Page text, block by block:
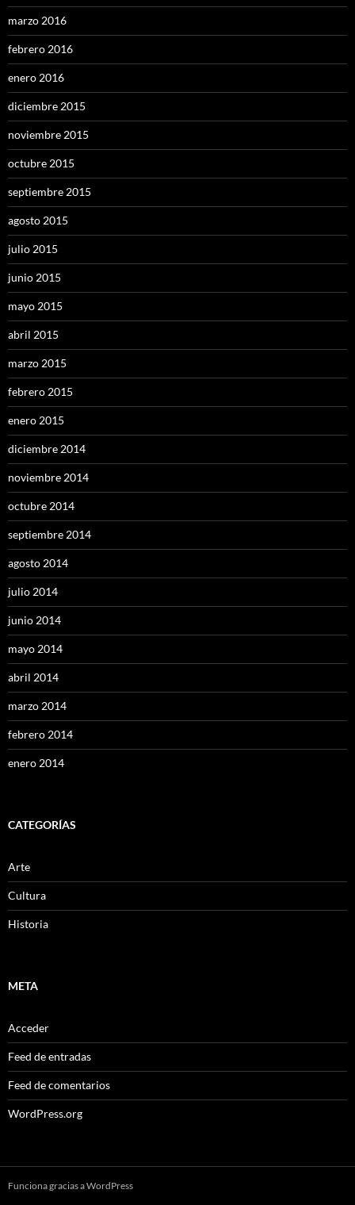
marzo 2016
febrero 2016
enero 2016
diciembre 2015
noviembre 2015
octubre 2015
septiembre 2015
agosto 2015
julio 2015
junio 2015
mayo 2015
abril 2015
marzo 2015
febrero 2015
enero 2015
diciembre 2014
noviembre 2014
octubre 2014
septiembre 2014
agosto 2014
julio 2014
junio 2014
mayo 2014
abril 2014
marzo 2014
febrero 2014
enero 2014
CATEGORÍAS
Arte
Cultura
Historia
META
Acceder
Feed de entradas
Feed de comentarios
WordPress.org
Funciona gracias a WordPress